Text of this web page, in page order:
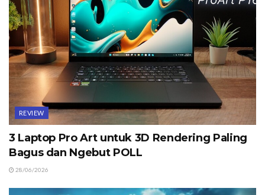
REVIEW
3 Laptop Pro Art untuk 3D Rendering Paling
Bagus dan Ngebut POLL
28/06/2026